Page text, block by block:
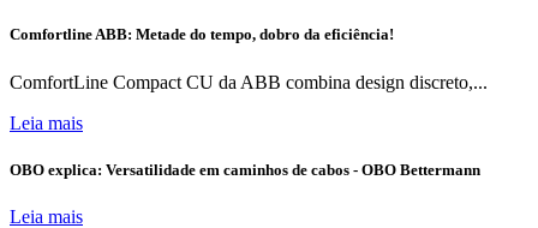
Comfortline ABB: Metade do tempo, dobro da eficiência!
ComfortLine Compact CU da ABB combina design discreto,...
Leia mais
OBO explica: Versatilidade em caminhos de cabos - OBO Bettermann
Leia mais